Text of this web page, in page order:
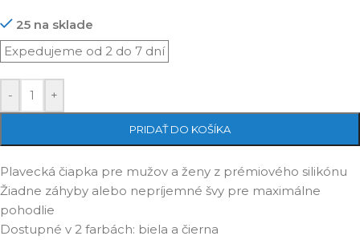
25 na sklade
- +
PRIDAŤ DO KOŠÍKA
Plavecká čiapka pre mužov a ženy z prémiového silikónu
Žiadne záhyby alebo nepríjemné švy pre maximálne
pohodlie
Dostupné v 2 farbách: biela a čierna